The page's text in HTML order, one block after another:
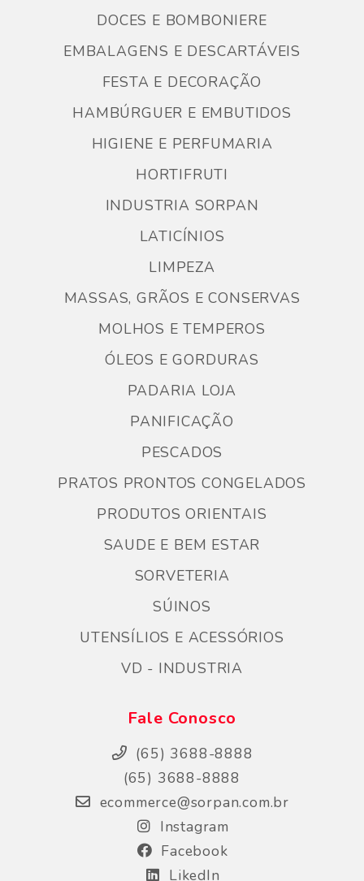
DOCES E BOMBONIERE
EMBALAGENS E DESCARTÁVEIS
FESTA E DECORAÇÃO
HAMBÚRGUER E EMBUTIDOS
HIGIENE E PERFUMARIA
HORTIFRUTI
INDUSTRIA SORPAN
LATICÍNIOS
LIMPEZA
MASSAS, GRÃOS E CONSERVAS
MOLHOS E TEMPEROS
ÓLEOS E GORDURAS
PADARIA LOJA
PANIFICAÇÃO
PESCADOS
PRATOS PRONTOS CONGELADOS
PRODUTOS ORIENTAIS
SAUDE E BEM ESTAR
SORVETERIA
SÚINOS
UTENSÍLIOS E ACESSÓRIOS
VD - INDUSTRIA
Fale Conosco
(65) 3688-8888
(65) 3688-8888
ecommerce@sorpan.com.br
Instagram
Facebook
LikedIn